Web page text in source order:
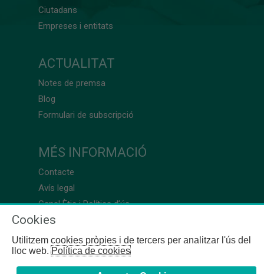
Ciutadans
Empreses i entitats
ACTUALITAT
Notes de premsa
Blog
Formulari de subscripció
MÉS INFORMACIÓ
Contacte
Avís legal
Canal Ètic i Política d’ús
Cookies
Utilitzem cookies pròpies i de tercers per analitzar l'ús del
lloc web.Política de cookies